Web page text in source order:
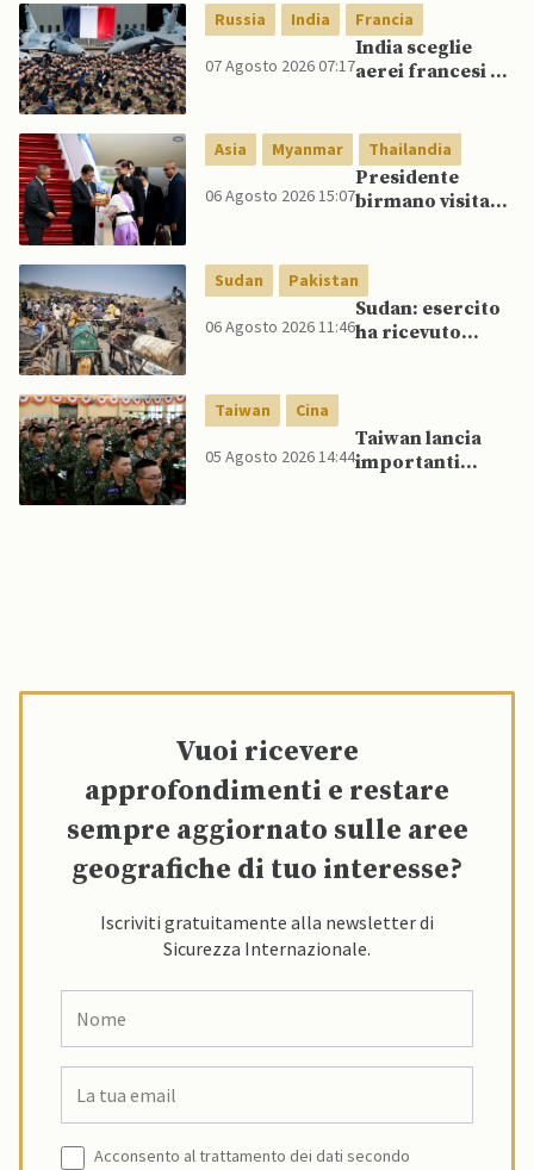
Russia India Francia
07 Agosto 2026 07:17
India sceglie
aerei francesi e
nazionale,
rifiutando
offerta di Su-57
da parte di Putin
Asia Myanmar Thailandia
06 Agosto 2026 15:07
Presidente
birmano visita
Myanmar ad
ASEAN
Sudan Pakistan
06 Agosto 2026 11:46
Sudan: esercito
ha ricevuto
Taiwan Cina
05 Agosto 2026 14:44
Taiwan lancia
importanti
Vuoi ricevere
approfondimenti e restare
sempre aggiornato sulle aree
geografiche di tuo interesse?
Iscriviti gratuitamente alla newsletter di
Sicurezza Internazionale.
Acconsento al trattamento dei dati secondo